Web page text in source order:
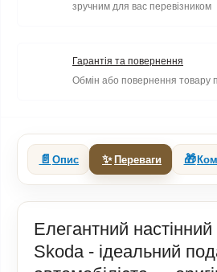
зручним для вас перевізником
Гарантія та повернення
Обмін або повернення товару
📄 Опис ✨ Переваги 🎁
Елегантний
Skoda - ідеальний